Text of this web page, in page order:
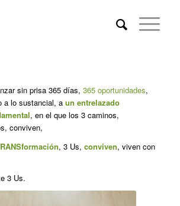
sin prisa 365 días, 365 oportunidades,
a lo sustancial, a un entrelazado
, en el que los 3 caminos,
conviven,
, 3 Us, conviven, viven con
3 Us.